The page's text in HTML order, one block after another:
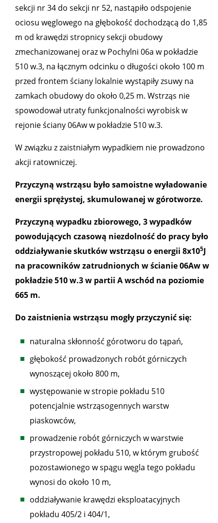
sekcji nr 34 do sekcji nr 52, nastąpiło odspojenie
ociosu węglowego na głębokość dochodzącą do 1,85
m od krawędzi stropnicy sekcji obudowy
zmechanizowanej oraz w Pochylni 06a w pokładzie
510 w.3, na łącznym odcinku o długości około 100 m
przed frontem ściany lokalnie wystąpiły zsuwy na
zamkach obudowy do około 0,25 m. Wstrząs nie
spowodował utraty funkcjonalności wyrobisk w
rejonie ściany 06Aw w pokładzie 510 w.3.
W związku z zaistniałym wypadkiem nie prowadzono
akcji ratowniczej.
Przyczyną wstrząsu było samoistne wyładowanie
energii sprężystej, skumulowanej w górotworze.
Przyczyną wypadku zbiorowego, 3 wypadków
powodujących czasową niezdolność do pracy było
oddziaływanie skutków wstrząsu o energii 8x105J
na pracowników zatrudnionych w ścianie 06Aw w
pokładzie 510 w.3 w partii A wschód na poziomie
665 m.
Do zaistnienia wstrząsu mogły przyczynić się:
naturalna skłonność górotworu do tąpań,
głębokość prowadzonych robót górniczych
wynoszącej około 800 m,
występowanie w stropie pokładu 510
potencjalnie wstrząsogennych warstw
piaskowców,
prowadzenie robót górniczych w warstwie
przystropowej pokładu 510, w którym grubość
pozostawionego w spągu węgla tego pokładu
wynosi do około 10 m,
oddziaływanie krawędzi eksploatacyjnych
pokładu 405/2 i 404/1,